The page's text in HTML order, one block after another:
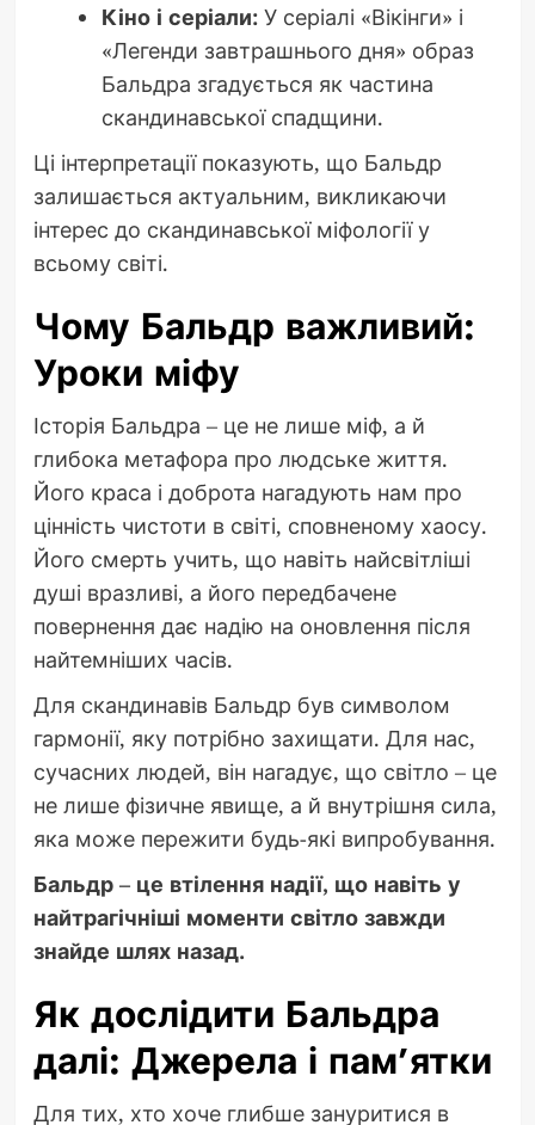
Кіно і серіали:У серіалі «Вікінги» і
«Легенди завтрашнього дня» образ
Бальдра згадується як частина
скандинавської спадщини.
Ці інтерпретації показують, що Бальдр
залишається актуальним, викликаючи
інтерес до скандинавської міфології у
всьому світі.
Чому Бальдр важливий:
Уроки міфу
Історія Бальдра – це не лише міф, а й
глибока метафора про людське життя.
Його краса і доброта нагадують нам про
цінність чистоти в світі, сповненому хаосу.
Його смерть учить, що навіть найсвітліші
душі вразливі, а його передбачене
повернення дає надію на оновлення після
найтемніших часів.
Для скандинавів Бальдр був символом
гармонії, яку потрібно захищати. Для нас,
сучасних людей, він нагадує, що світло – це
не лише фізичне явище, а й внутрішня сила,
яка може пережити будь-які випробування.
Бальдр – це втілення надії, що навіть у
найтрагічніші моменти світло завжди
знайде шлях назад.
Як дослідити Бальдра
далі: Джерела і пам’ятки
Для тих, хто хоче глибше зануритися в